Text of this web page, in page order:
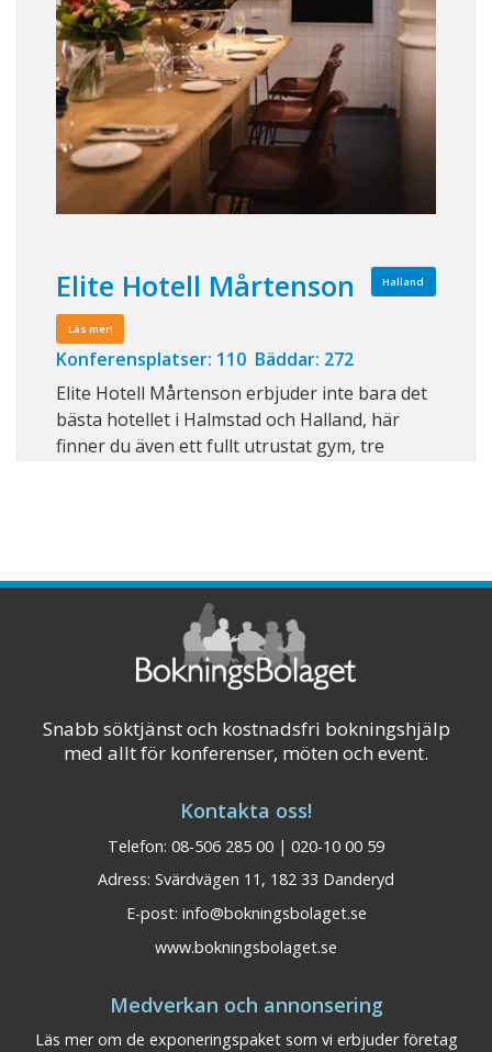
Halland
Elite Hotell Mårtenson
Läs mer!
Konferensplatser: 110 Bäddar: 272
Elite Hotell Mårtenson erbjuder inte bara det
bästa hotellet i Halmstad och Halland, här
finner du även ett fullt utrustat gym, tre
Snabb söktjänst och kostnadsfri bokningshjälp
med allt för konferenser, möten och event.
Kontakta oss!
Telefon: 08-506 285 00 | 020-10 00 59
Adress: Svärdvägen 11, 182 33 Danderyd
E-post: info@bokningsbolaget.se
www.bokningsbolaget.se
Medverkan och annonsering
Läs mer om de exponeringspaket som vi erbjuder företag